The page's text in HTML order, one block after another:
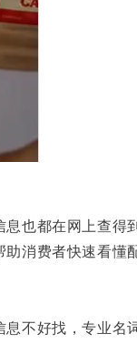
也都在网上查得
消费者快速看懂
不好找，专业名